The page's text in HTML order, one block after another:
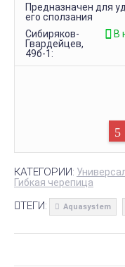
Предназначен для
его сползания
Сибиряков-
Гвардейцев,
49б-1:
В
КАТЕГОРИИ:
Гибкая черепица
ТЕГИ: Aquasystem